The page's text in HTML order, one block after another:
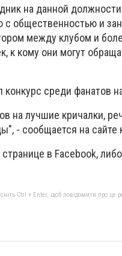
на данной
общественностью и
между клубом и
к кому они могут
среди фанатов
на лучшие кричалки,
- сообщается на сайте
в Facebook,
Ctrl + Enter, щоб повідомити про це